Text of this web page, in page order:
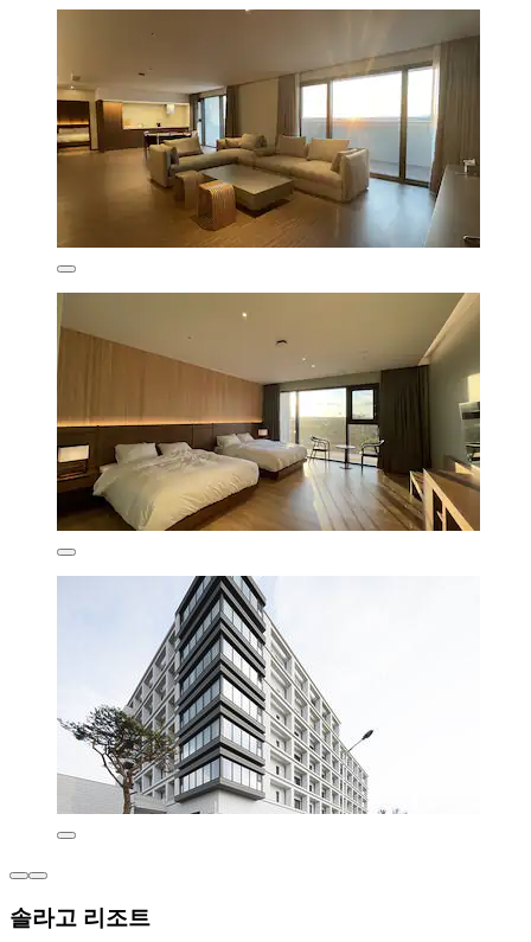
솔라고 리조트